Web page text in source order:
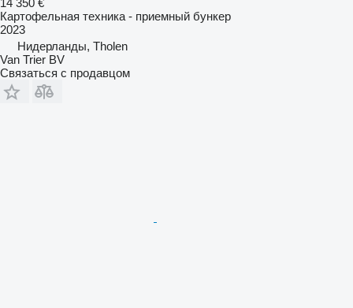
14 350 €
Картофельная техника - приемный бункер
2023
Нидерланды, Tholen
Van Trier BV
Связаться с продавцом